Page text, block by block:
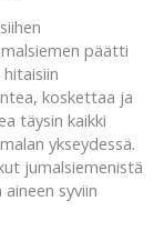
päätti
koskettaa ja
täysin kaikki
ykseydessä.
jumalsiemenistä
syviin